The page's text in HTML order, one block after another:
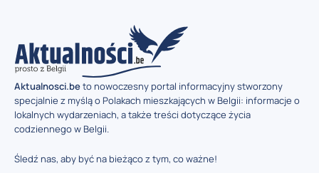
Aktualnosci.beto nowoczesny portal informacyjny stworzony
specjalnie z myślą o Polakach mieszkających w Belgii: informacje o
lokalnych wydarzeniach, a także treści dotyczące życia
codziennego w Belgii.
Śledź nas, aby być na bieżąco z tym, co ważne!